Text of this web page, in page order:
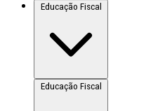
Educação Fiscal
Educação Fiscal